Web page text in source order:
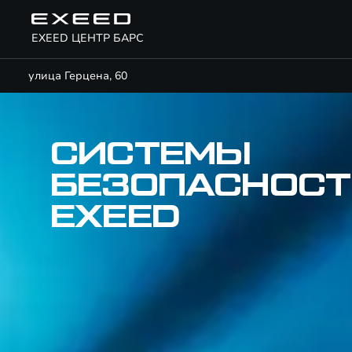
EXEED ЦЕНТР БАРС
улица Герцена, 60
СИСТЕМЫ
EXEED